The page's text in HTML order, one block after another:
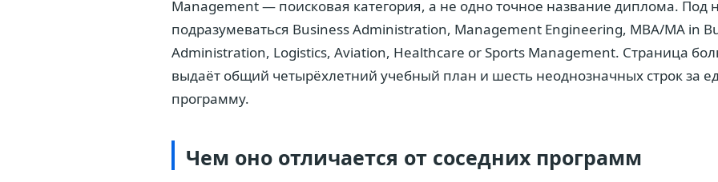
Management — поисковая категория, а не одно точное название диплома. Под
подразумеваться Business Administration, Management Engineering, MBA/MA in
Administration, Logistics, Aviation, Healthcare or Sports Management. Страница
выдаёт общий четырёхлетний учебный план и шесть неоднозначных строк за
программу.
Чем оно отличается от соседних программ